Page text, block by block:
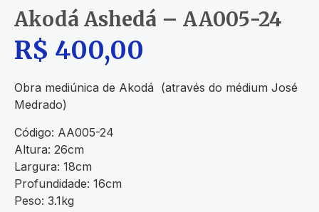
Akodá Ashedá – AA005-24
R$ 400,00
Obra mediúnica de Akodá (através do médium José
Medrado)
Código: AA005-24
Altura: 26cm
Largura: 18cm
Profundidade: 16cm
Peso: 3.1kg